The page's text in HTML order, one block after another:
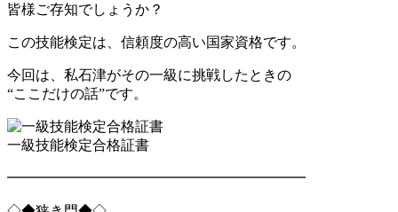
皆様ご存知でしょうか？
この技能検定は、信頼度の高い国家資格です。
今回は、私石津がその一級に挑戦したときの
“ここだけの話”です。
一級技能検定合格証書
━━━━━━━━━━━━━━━━━━━━━